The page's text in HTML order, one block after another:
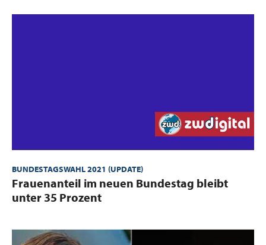
BUNDESTAGSWAHL 2021 (UPDATE)
:Frauenanteil im neuen Bundestag bleibt
unter 35 Prozent